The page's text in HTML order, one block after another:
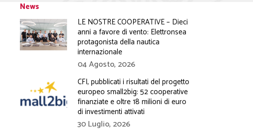
News
LE NOSTRE COOPERATIVE – Dieci
anni a favore di vento: Elettronsea
protagonista della nautica
internazionale
04 Agosto, 2026
CFI, pubblicati i risultati del progetto
europeo small2big: 52 cooperative
finanziate e oltre 18 milioni di euro
di investimenti attivati
30 Luglio, 2026